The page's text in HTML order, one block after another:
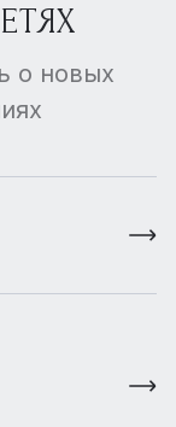
о новых